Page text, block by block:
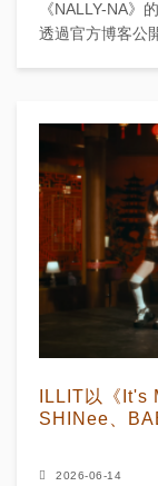
《NALLY-NA》的MV發佈日期
透過官方博客公
ILLIT以《It's
SHINee、
2026-06-14